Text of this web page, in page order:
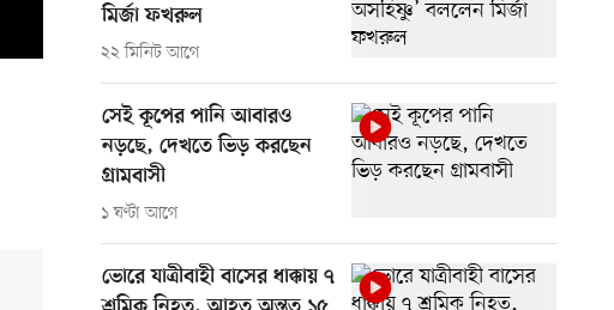
মির্জা ফখরুল
২২ মিনিট আগে
সেই কূপের পানি আবারও
নড়ছে, দেখতে ভিড় করছেন
গ্রামবাসী
১ ঘণ্টা আগে
ভোরে যাত্রীবাহী বাসের ধাক্কায় ৭